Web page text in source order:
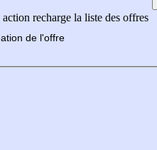
action recharge la liste des offres
de l'offre